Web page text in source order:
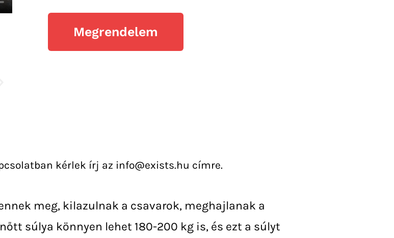
Megrendelem
kérlek írj az info@exists.hu címre.
meg, kilazulnak a csavarok, meghajlanak a
súlya könnyen lehet 180-200 kg is, és ezt a súlyt